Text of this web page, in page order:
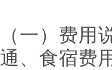
（一）费
通、食宿费